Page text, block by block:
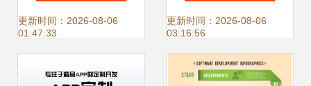
理、董事及软件开
更新时间：2026-08-06
01:47:33
开发视角看工厂的
数字化转型
更新时间：2026-08-06
03:16:56